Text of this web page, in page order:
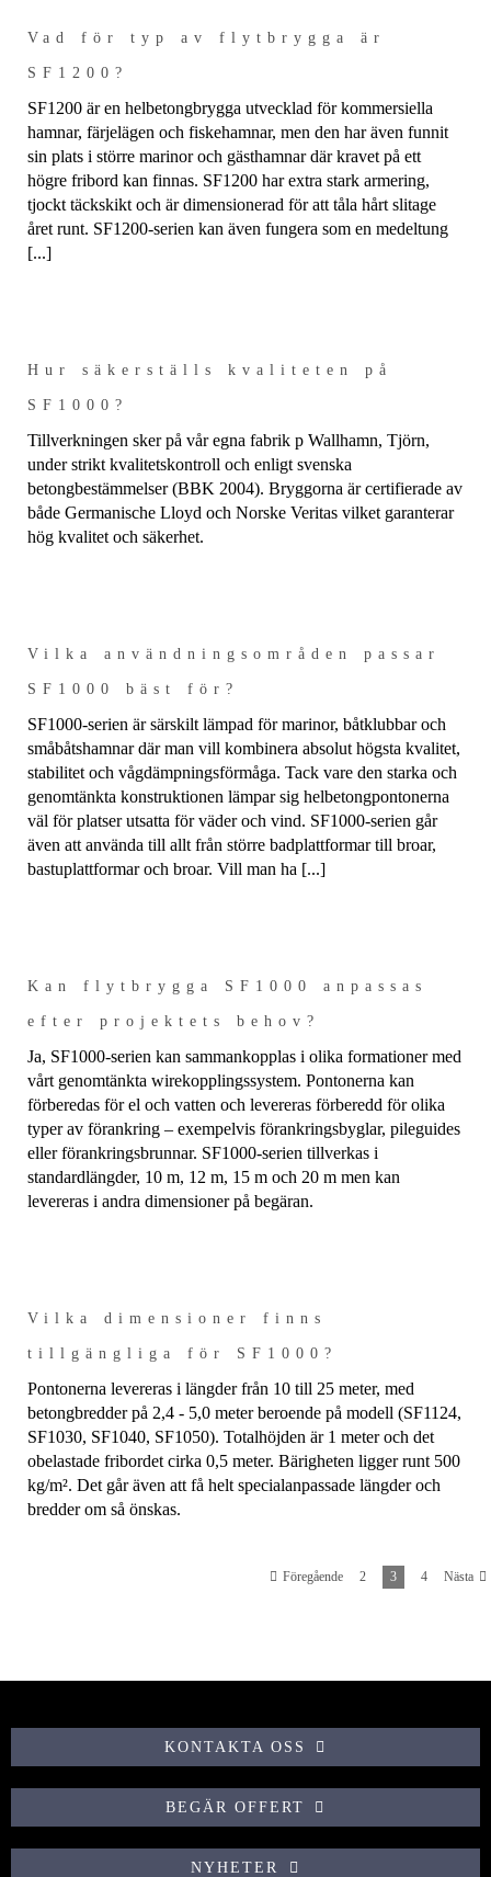
Vad för typ av flytbrygga är
SF1200?
SF1200 är en helbetongbrygga utvecklad för kommersiella
hamnar, färjelägen och fiskehamnar, men den har även funnit
sin plats i större marinor och gästhamnar där kravet på ett
högre fribord kan finnas. SF1200 har extra stark armering,
tjockt täckskikt och är dimensionerad för att tåla hårt slitage
året runt. SF1200-serien kan även fungera som en medeltung
[...]
Hur säkerställs kvaliteten på
SF1000?
Tillverkningen sker på vår egna fabrik p Wallhamn, Tjörn,
under strikt kvalitetskontroll och enligt svenska
betongbestämmelser (BBK 2004). Bryggorna är certifierade av
både Germanische Lloyd och Norske Veritas vilket garanterar
hög kvalitet och säkerhet.
Vilka användningsområden passar
SF1000 bäst för?
SF1000-serien är särskilt lämpad för marinor, båtklubbar och
småbåtshamnar där man vill kombinera absolut högsta kvalitet,
stabilitet och vågdämpningsförmåga. Tack vare den starka och
genomtänkta konstruktionen lämpar sig helbetongpontonerna
väl för platser utsatta för väder och vind. SF1000-serien går
även att använda till allt från större badplattformar till broar,
bastuplattformar och broar. Vill man ha [...]
Kan flytbrygga SF1000 anpassas
efter projektets behov?
Ja, SF1000-serien kan sammankopplas i olika formationer med
vårt genomtänkta wirekopplingssystem. Pontonerna kan
förberedas för el och vatten och levereras förberedd för olika
typer av förankring – exempelvis förankringsbyglar, pileguides
eller förankringsbrunnar. SF1000-serien tillverkas i
standardlängder, 10 m, 12 m, 15 m och 20 m men kan
levereras i andra dimensioner på begäran.
Vilka dimensioner finns
tillgängliga för SF1000?
Pontonerna levereras i längder från 10 till 25 meter, med
betongbredder på 2,4 - 5,0 meter beroende på modell (SF1124,
SF1030, SF1040, SF1050). Totalhöjden är 1 meter och det
obelastade fribordet cirka 0,5 meter. Bärigheten ligger runt 500
kg/m². Det går även att få helt specialanpassade längder och
bredder om så önskas.
Föregående 2 3 4 Nästa
KONTAKTA OSS
BEGÄR OFFERT
NYHETER